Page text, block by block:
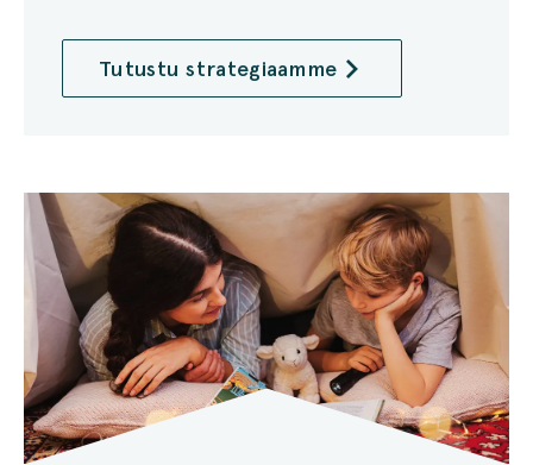
Tutustu strategiaamme